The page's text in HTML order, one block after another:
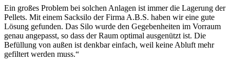
Ein großes Problem bei solchen Anlagen ist immer die Lagerung der
Pellets. Mit einem Sacksilo der Firma A.B.S. haben wir eine gute
Lösung gefunden. Das Silo wurde den Gegebenheiten im Vorraum
genau angepasst, so dass der Raum optimal ausgenützt ist. Die
Befüllung von außen ist denkbar einfach, weil keine Abluft mehr
gefiltert werden muss.“